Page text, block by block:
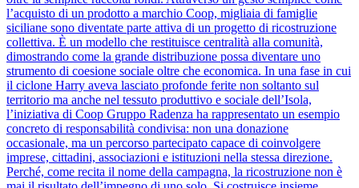
l’acquisto di un prodotto a marchio Coop, migliaia di famiglie
siciliane sono diventate parte attiva di un progetto di ricostruzione
collettiva. È un modello che restituisce centralità alla comunità,
dimostrando come la grande distribuzione possa diventare uno
strumento di coesione sociale oltre che economica. In una fase in cui
il ciclone Harry aveva lasciato profonde ferite non soltanto sul
territorio ma anche nel tessuto produttivo e sociale dell’Isola,
l’iniziativa di Coop Gruppo Radenza ha rappresentato un esempio
concreto di responsabilità condivisa: non una donazione
occasionale, ma un percorso partecipato capace di coinvolgere
imprese, cittadini, associazioni e istituzioni nella stessa direzione.
Perché, come recita il nome della campagna, la ricostruzione non è